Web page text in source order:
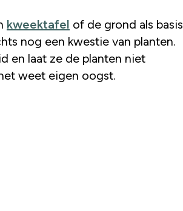
kweektafel of de grond als basis
nog een kwestie van planten.
en laat ze de planten niet
weet eigen oogst.